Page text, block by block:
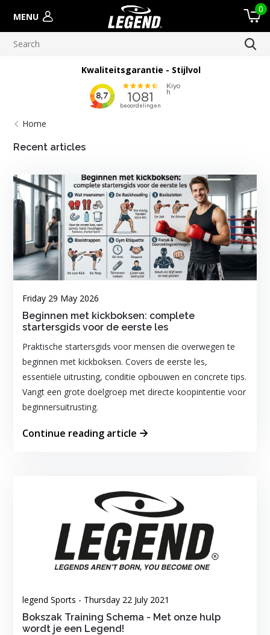
MENU
0
Kwaliteitsgarantie - Stijlvol
Home
Recent articles
Friday 29 May 2026
Beginnen met kickboksen: complete
startersgids voor de eerste les
Praktische startersgids voor mensen die overwegen te
beginnen met kickboksen. Covers de eerste les,
essentiële uitrusting, conditie opbouwen en concrete tips.
Vangt een grote doelgroep met directe koopintentie voor
beginnersuitrusting.
Continue reading article
legend Sports - Thursday 22 July 2021
Bokszak Training Schema - Met onze hulp
wordt je een Legend!